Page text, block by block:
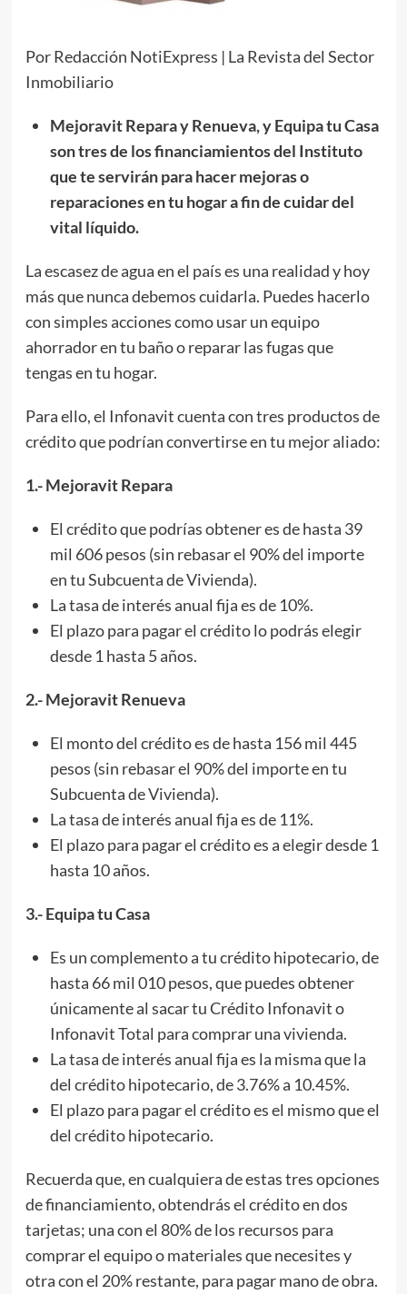
Por Redacción NotiExpress | La Revista del Sector
Inmobiliario
Mejoravit Repara y Renueva, y Equipa tu Casa
son tres de los financiamientos del Instituto
que te servirán para hacer mejoras o
reparaciones en tu hogar a fin de cuidar del
vital líquido.
La escasez de agua en el país es una realidad y hoy
más que nunca debemos cuidarla. Puedes hacerlo
con simples acciones como usar un equipo
ahorrador en tu baño o reparar las fugas que
tengas en tu hogar.
Para ello, el Infonavit cuenta con tres productos de
crédito que podrían convertirse en tu mejor aliado:
1.- Mejoravit Repara
El crédito que podrías obtener es de hasta 39
mil 606 pesos (sin rebasar el 90% del importe
en tu Subcuenta de Vivienda).
La tasa de interés anual fija es de 10%.
El plazo para pagar el crédito lo podrás elegir
desde 1 hasta 5 años.
2.- Mejoravit Renueva
El monto del crédito es de hasta 156 mil 445
pesos (sin rebasar el 90% del importe en tu
Subcuenta de Vivienda).
La tasa de interés anual fija es de 11%.
El plazo para pagar el crédito es a elegir desde 1
hasta 10 años.
3.- Equipa tu Casa
Es un complemento a tu crédito hipotecario, de
hasta 66 mil 010 pesos, que puedes obtener
únicamente al sacar tu Crédito Infonavit o
Infonavit Total para comprar una vivienda.
La tasa de interés anual fija es la misma que la
del crédito hipotecario, de 3.76% a 10.45%.
El plazo para pagar el crédito es el mismo que el
del crédito hipotecario.
Recuerda que, en cualquiera de estas tres opciones
de financiamiento, obtendrás el crédito en dos
tarjetas; una con el 80% de los recursos para
comprar el equipo o materiales que necesites y
otra con el 20% restante, para pagar mano de obra.